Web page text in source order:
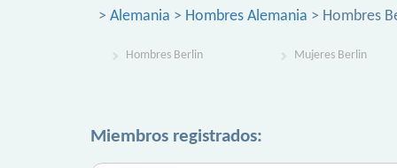
> Alemania > Hombres Alemania > Hombres
Hombres Berlin Mujeres Berlin
Miembros registrados: